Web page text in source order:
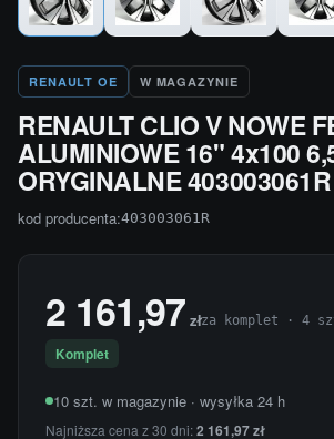
RENAULT OE W MAGAZYNIE
RENAULT CLIO V NOWE
ALUMINIOWE 16" 4x100
ORYGINALNE 403003061R
kod producenta:403003061R
2 161,97 złza komplet · 4
Komplet
10 szt. w magazynie · wysyłka 24 h
Najniższa cena z 30 dni:2 161,97 zł